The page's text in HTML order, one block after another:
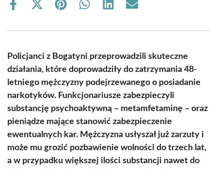
Share
Share
(Twitter)
Share Share Share Share
Policjanci z Bogatyni przeprowadzili skuteczne
działania, które doprowadziły do zatrzymania 48-
letniego mężczyzny podejrzewanego o posiadanie
narkotyków. Funkcjonariusze zabezpieczyli
substancję psychoaktywną – metamfetaminę – oraz
pieniądze mające stanowić zabezpieczenie
ewentualnych kar. Mężczyzna usłyszał już zarzuty i
może mu grozić pozbawienie wolności do trzech lat,
a w przypadku większej ilości substancji nawet do